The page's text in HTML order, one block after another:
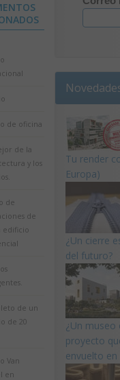
de oficina
de la
y los
de
de
edificio
de un
de 20
Van
en
Tu render
Europa)
¿Un cierre
del futuro?
¿Un museo
proyecto
envuelto en